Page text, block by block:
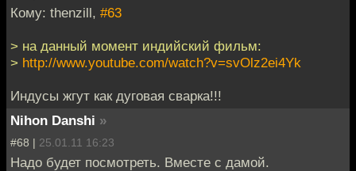
Кому: thenzill, #63
> на данный момент индийский фильм:
> http://www.youtube.com/watch?v=svOlz2ei4Yk
Индусы жгут как дуговая сварка!!!
Nihon Danshi »
#68 | 25.01.11 16:23
Надо будет посмотреть. Вместе с дамой.